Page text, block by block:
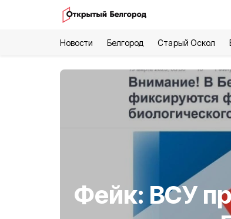
Новости Белгород Старый Оскол
Фейк: ВСУ